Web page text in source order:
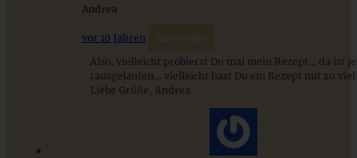
& Gemüse der Saison
Andrea
vor 10 Jahren Antworten
Also, vielleicht probierst Du mal mein Rezept… da ist
rausgelaufen… vielleicht hast Du ein Rezept mit zu
Liebe Grüße, Andrea